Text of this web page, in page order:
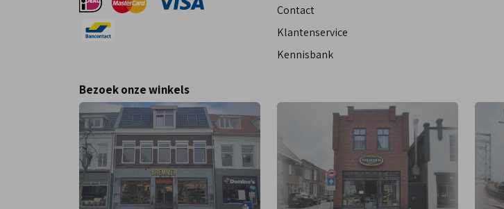
Contact
Klantenservice
Kennisbank
Bezoek onze winkels